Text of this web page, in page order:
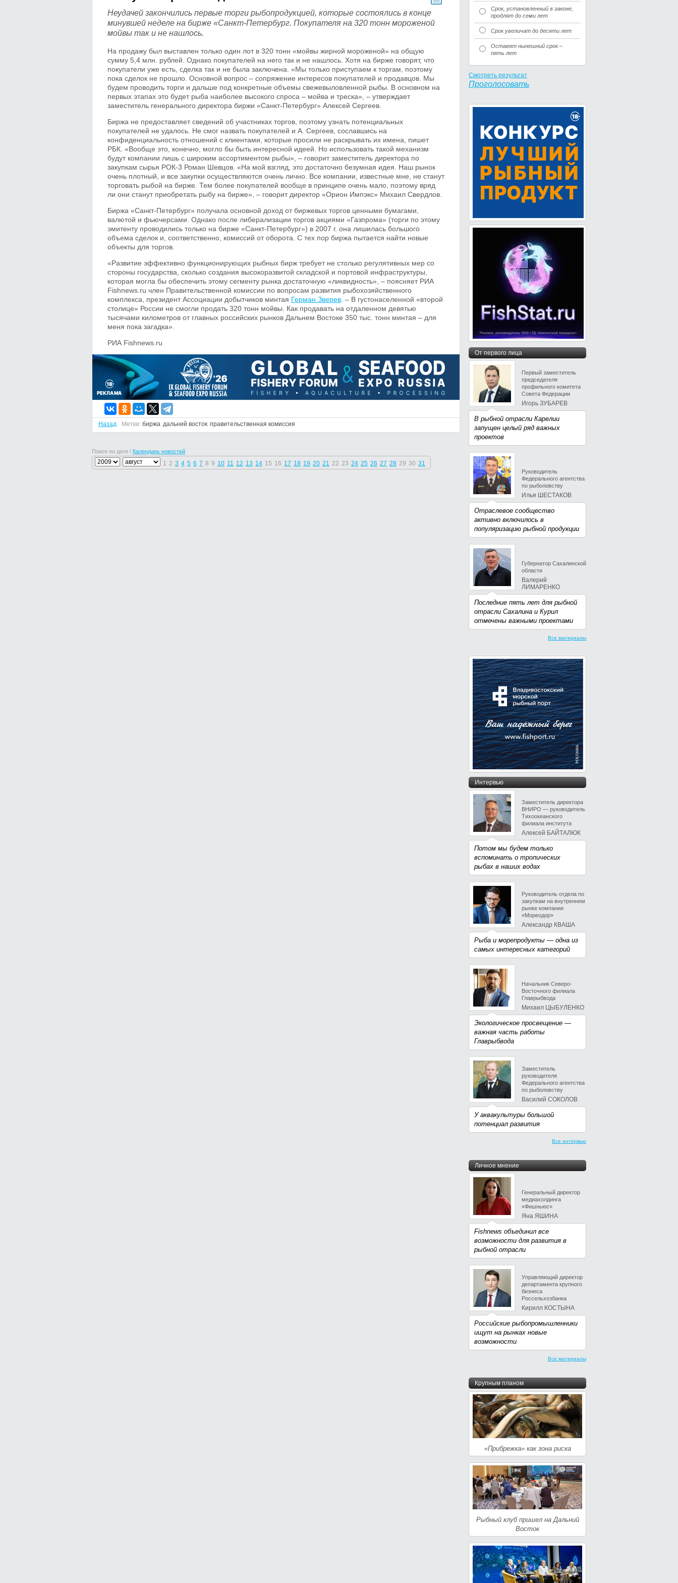
Неудачей закончились первые торги рыбопродукцией, которые состоялись в конце
минувшей неделе на бирже «Санкт-Петербург. Покупателя на 320 тонн мороженой
мойвы так и не нашлось.
На продажу был выставлен только один лот в 320 тонн «мойвы жирной мороженой» на общую
сумму 5,4 млн. рублей. Однако покупателей на него так и не нашлось. Хотя на бирже говорят, что
покупатели уже есть, сделка так и не была заключена. «Мы только приступаем к торгам, поэтому
пока сделок не прошло. Основной вопрос – сопряжение интересов покупателей и продавцов. Мы
будем проводить торги и дальше под конкретные объемы свежевыловленной рыбы. В основном на
первых этапах это будет рыба наиболее высокого спроса – мойва и треска», – утверждает
заместитель генерального директора биржи «Санкт-Петербург» Алексей Сергеев.
Биржа не предоставляет сведений об участниках торгов, поэтому узнать потенциальных
покупателей не удалось. Не смог назвать покупателей и А. Сергеев, сославшись на
конфиденциальность отношений с клиентами, которые просили не раскрывать их имена, пишет
РБК. «Вообще это, конечно, могло бы быть интересной идеей. Но использовать такой механизм
будут компании лишь с широким ассортиментом рыбы», – говорит заместитель директора по
закупкам сырья РОК-3 Роман Шевцов. «На мой взгляд, это достаточно безумная идея. Наш рынок
очень плотный, и все закупки осуществляются очень лично. Все компании, известные мне, не станут
торговать рыбой на бирже. Тем более покупателей вообще в принципе очень мало, поэтому вряд
ли они станут приобретать рыбу на бирже», – говорит директор «Орион Импэкс» Михаил Свердлов.
Биржа «Санкт-Петербург» получала основной доход от биржевых торгов ценными бумагами,
валютой и фьючерсами. Однако после либерализации торгов акциями «Газпрома» (торги по этому
эмитенту проводились только на бирже «Санкт-Петербург») в 2007 г. она лишилась большого
объема сделок и, соответственно, комиссий от оборота. С тех пор биржа пытается найти новые
объекты для торгов.
«Развитие эффективно функционирующих рыбных бирж требует не столько регулятивных мер со
стороны государства, сколько создания высокоразвитой складской и портовой инфраструктуры,
которая могла бы обеспечить этому сегменту рынка достаточную «ликвидность», – поясняет РИА
Fishnews.ru член Правительственной комиссии по вопросам развития рыбохозяйственного
комплекса, президент Ассоциации добытчиков минтая Герман Зверев . – В густонаселенной «второй
столице» России не смогли продать 320 тонн мойвы. Как продавать на отдаленном девятью
тысячами километров от главных российских рынков Дальнем Востоке 350 тыс. тонн минтая – для
меня пока загадка».
РИА Fishnews.ru
Назад Метки: биржа дальний восток правительственная комиссия
Поиск по дате / Календарь новостей
1 2 3 4 5 6 7 8 9 10 11 12 13 14 15 16 17 18 19 20 21 22 23 24 25 26 27 28 29 30 31
Срок, установленный в законе,
продлят до семи лет
Срок увеличат до десяти лет
Оставят нынешний срок –
пять лет
Смотреть результат
Проголосовать
От первого лица
Первый заместитель
председателя
профильного комитета
Совета Федерации
Игорь ЗУБАРЕВ
В рыбной отрасли Карелии
запущен целый ряд важных
проектов
Руководитель
Федерального агентства
по рыболовству
Илья ШЕСТАКОВ
Отраслевое сообщество
активно включилось в
популяризацию рыбной продукции
Губернатор Сахалинской
области
Валерий
ЛИМАРЕНКО
Последние пять лет для рыбной
отрасли Сахалина и Курил
отмечены важными проектами
Все материалы
Интервью
Заместитель директора
ВНИРО — руководитель
Тихоокеанского
филиала института
Алексей БАЙТАЛЮК
Потом мы будем только
вспоминать о тропических
рыбах в наших водах
Руководитель отдела по
закупкам на внутреннем
рынке компании
«Мореодор»
Александр КВАША
Рыба и морепродукты — одна из
самых интересных категорий
Начальник Северо-
Восточного филиала
Главрыбвода
Михаил ЦЫБУЛЕНКО
Экологическое просвещение —
важная часть работы
Главрыбвода
Заместитель
руководителя
Федерального агентства
по рыболовству
Василий СОКОЛОВ
У аквакультуры большой
потенциал развития
Все интервью
Личное мнение
Генеральный директор
медиахолдинга
«Фишньюс»
Яна ЯШИНА
Fishnews объединил все
возможности для развития в
рыбной отрасли
Управляющий директор
департамента крупного
бизнеса
Россельхозбанка
Кирилл КОСТЫНА
Российские рыбопромышленники
ищут на рынках новые
возможности
Все материалы
Крупным планом
«Прибрежка» как зона риска
Рыбный клуб пришел на Дальний
Восток